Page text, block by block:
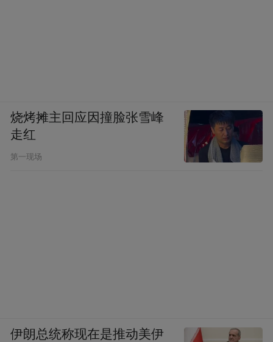
烧烤摊主回应因撞脸张雪峰
走红
第一现场
伊朗总统称现在是推动美伊